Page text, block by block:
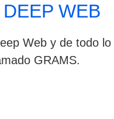
WEB
Web y de todo
GRAMS.